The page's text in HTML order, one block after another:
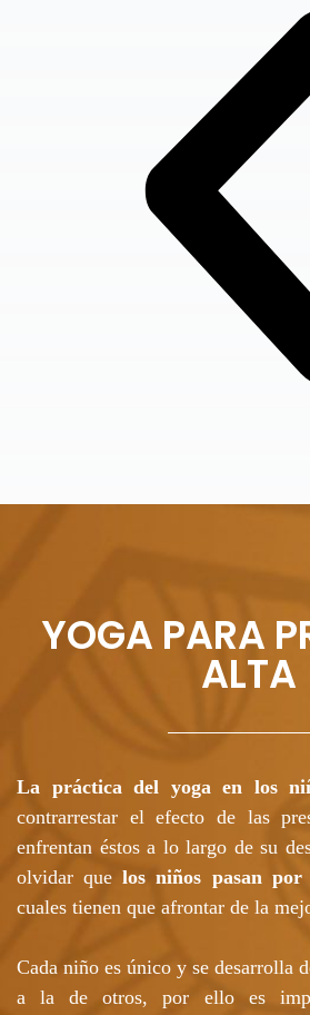
YOGA PARA
ALTA
La práctica del yoga en los
contrarrestar el efecto de las
enfrentan éstos a lo largo de su
olvidar quelos niños pasan por
cuales tienen que afrontar de la
Cada niño es único y se desarrolla
a la de otros, por ello es